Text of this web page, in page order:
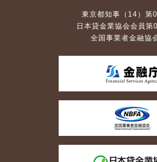
東京都知事（14）第
日本貸金業協会会員
全国事業者金融協